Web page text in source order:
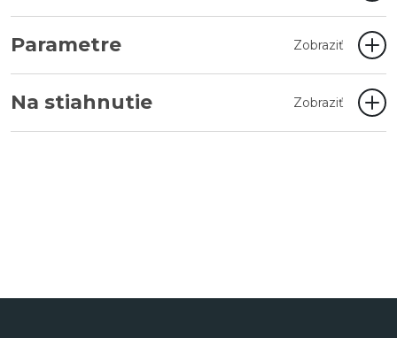
Parametre Zobraziť
Na stiahnutie Zobraziť